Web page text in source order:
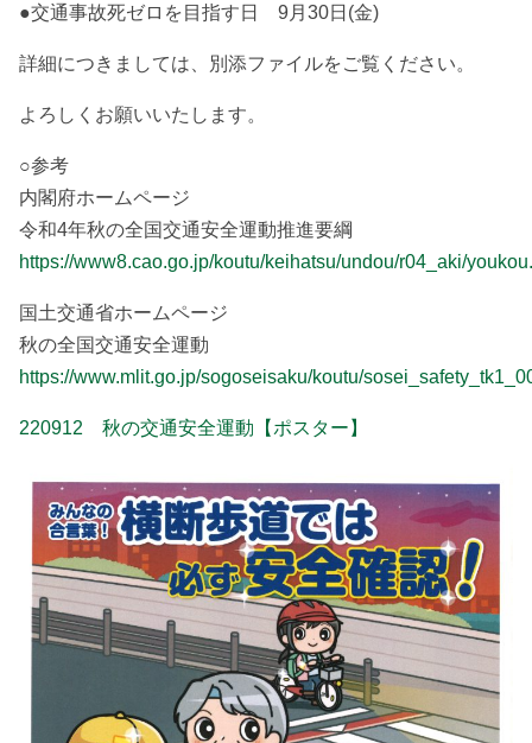
●交通事故死ゼロを目指す日 9月30日(金)
詳細につきましては、別添ファイルをご覧ください。
よろしくお願いいたします。
○参考
内閣府ホームページ
令和4年秋の全国交通安全運動推進要綱
https://www8.cao.go.jp/koutu/keihatsu/undou/r04_aki/
国土交通省ホームページ
秋の全国交通安全運動
https://www.mlit.go.jp/sogoseisaku/koutu/
220912 秋の交通安全運動【ポスター】